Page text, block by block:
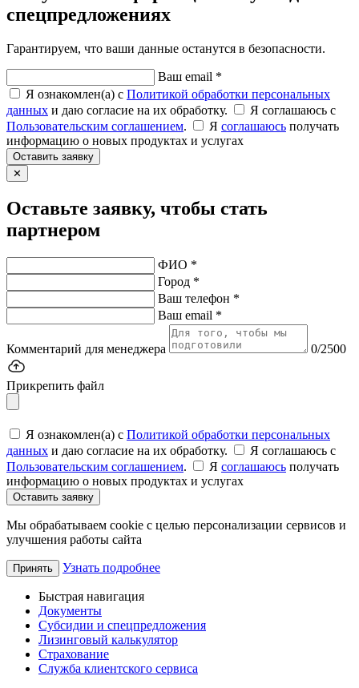
спецпредложениях
Гарантируем, что ваши данные останутся в безопасности.
Ваш email *
Я ознакомлен(а) с Политикой обработки персональных
данных и даю согласие на их обработку.
Я соглашаюсь c
Пользовательским соглашением. Я соглашаюсь получать
информацию о новых продуктах и услугах
Оставить заявку
✕
Оставьте заявку, чтобы стать
партнером
ФИО *
Город *
Ваш телефон *
Ваш email *
Комментарий для менеджера 0/2500
Прикрепить файл
Я ознакомлен(а) с Политикой обработки персональных
данных и даю согласие на их обработку.
Я соглашаюсь c
Пользовательским соглашением. Я соглашаюсь получать
информацию о новых продуктах и услугах
Оставить заявку
Мы обрабатываем cookie с целью персонализации сервисов и
улучшения работы сайта
Принять Узнать подробнее
Быстрая навигация
Документы
Субсидии и спецпредложения
Лизинговый калькулятор
Страхование
Служба клиентского сервиса